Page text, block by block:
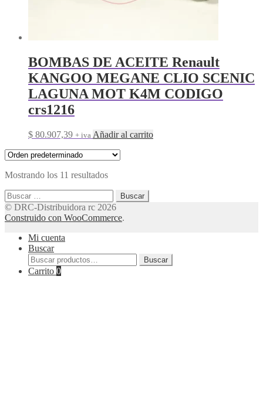
BOMBAS DE ACEITE Renault
KANGOO MEGANE CLIO SCENIC
LAGUNA MOT K4M CODIGO
crs1216
$ 80.907,39 + iva Añadir al carrito
Mostrando los 11 resultados
Buscar:
© DRC-Distribuidora rc 2026
Construido con WooCommerce.
Mi cuenta
Buscar
Buscar
por:
Buscar
Carrito 0